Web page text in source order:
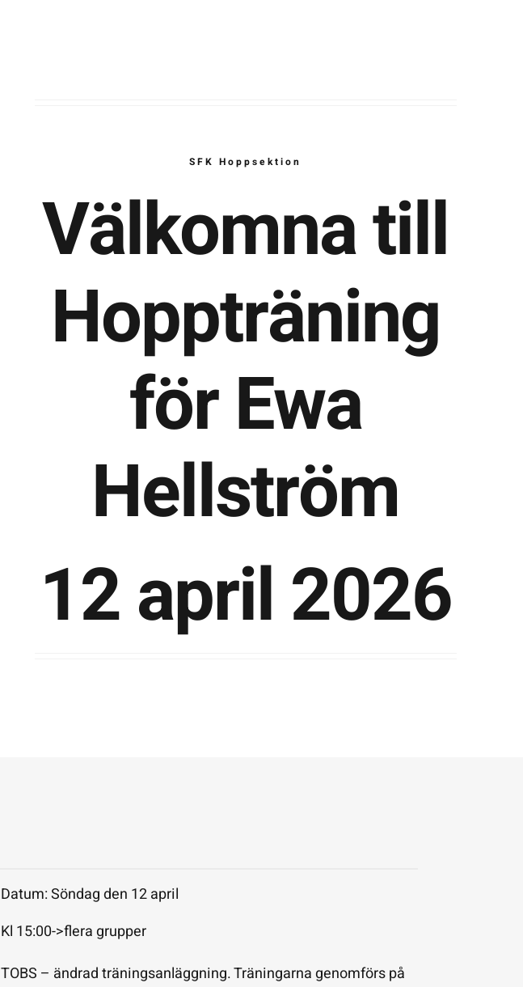
SFK Hoppsektion
Välkomna till
Hoppträning
för Ewa
Hellström
12 april 2026
Datum:Söndag den 12 april
Kl 15:00->flera grupper
TOBS – ändrad träningsanläggning. Träningarna genomförs på